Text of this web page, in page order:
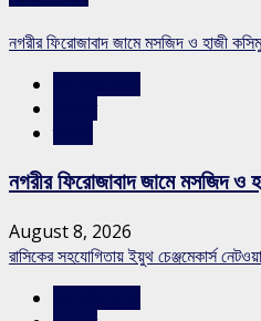
নগরীর ফিরোজাবাদ জামে মসজিদ ও হাজী
নগরীর ফিরোজাবাদ জামে মসজিদ ও
August 8, 2026
রাসিকের সহযোগিতায় ইয়ুথ চেঞ্জমেকার্স